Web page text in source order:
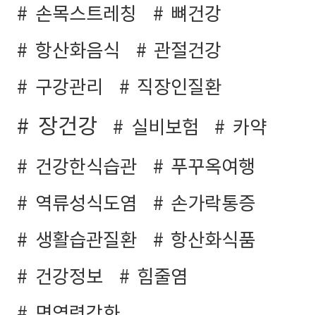
손목스트레칭
뼈건강
항산화음식
관절건강
구강관리
직장인질환
장건강 실비보험
카약
건강한식습관
푸꾸옥여행
역류성식도염
손가락통증
생활습관질환
항산화식품
건강정보
힘줄염